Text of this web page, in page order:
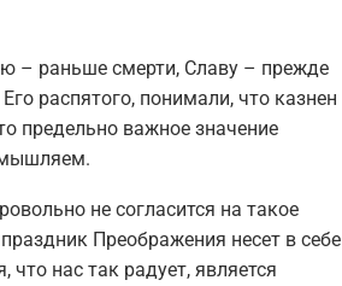
– раньше смерти, Славу – прежде
распятого, понимали, что казнен
предельно важное значение
не согласится на такое
Преображения несет в себе
нас так радует, является